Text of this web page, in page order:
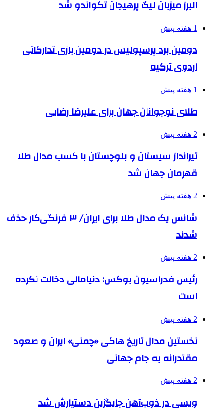
البرز میزبان لیگ پرهیجان تکواندو شد
1 هفته پیش
دومین برد پرسپولیس در دومین بازی تدارکاتی
اردوی ترکیه
1 هفته پیش
طلای نوجوانان جهان برای علیرضا رضایی
2 هفته پیش
تیرانداز سیستان و بلوچستان با کسب مدال طلا
قهرمان جهان شد
2 هفته پیش
شانس یک مدال طلا برای ایران/ ۳ فرنگی‌کار حذف
شدند
2 هفته پیش
رئیس فدراسیون بوکس: دنیامالی دخالت نکرده
است
2 هفته پیش
نخستین مدال تاریخ هاکی «چمنی» ایران و صعود
مقتدرانه به جام جهانی
2 هفته پیش
ویسی در ذوب‌آهن جایگزین دستیارش شد